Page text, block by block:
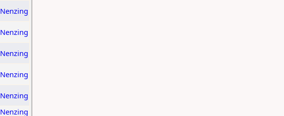
Nenzing
Nenzing
Nenzing
Nenzing
Nenzing
Nenzing